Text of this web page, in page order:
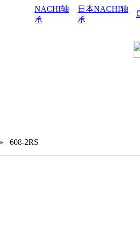
NACHI轴
承
日本NACHI轴
承
608-2RS